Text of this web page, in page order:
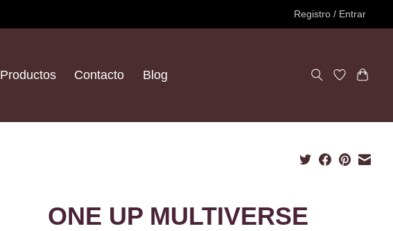
Registro / Entrar
Productos Contacto Blog
ONE UP MULTIVERSE